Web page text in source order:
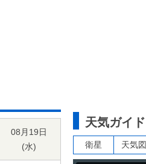
08月19日
(水)
天気ガイド
衛星 天気図